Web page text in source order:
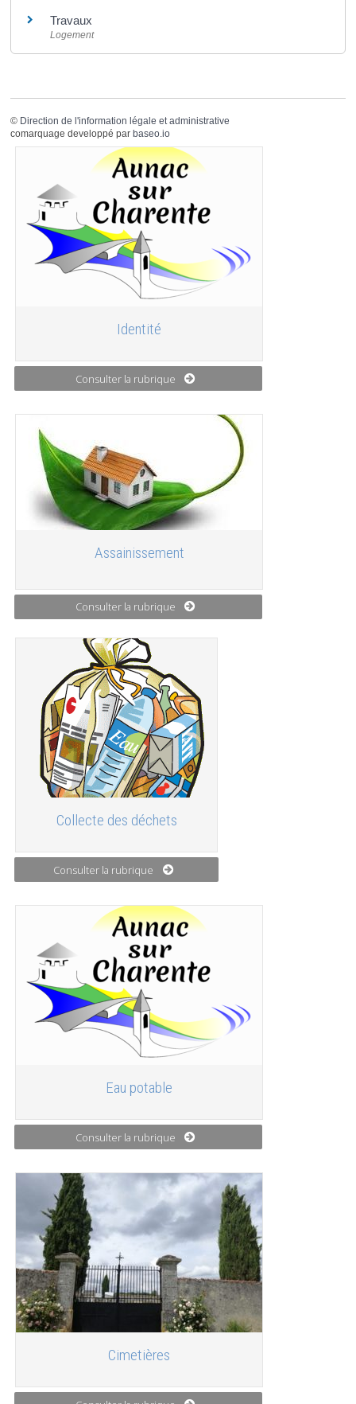
Travaux
Logement
© Direction de l'information légale et administrative
comarquage developpé par baseo.io
Identité
Consulter la rubrique
Assainissement
Consulter la rubrique
Collecte des déchets
Consulter la rubrique
Eau potable
Consulter la rubrique
Cimetières